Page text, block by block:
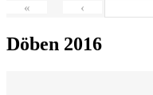
« ‹
Döben 2016